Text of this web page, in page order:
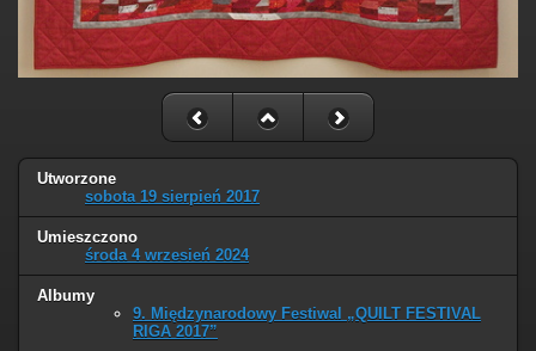
Utworzone
sobota 19 sierpień 2017
Umieszczono
środa 4 wrzesień 2024
Albumy
9. Międzynarodowy Festiwal „QUILT FESTIVAL
RIGA 2017”